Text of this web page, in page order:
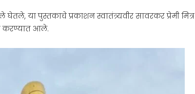
या पुस्तकाचे प्रकाशन स्वातंत्र्यवीर सावरकर प्रेमी मित्र
करण्यात आले.